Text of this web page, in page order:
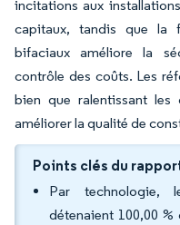
incitations aux
capitaux, tandis que la
bifaciaux améliore la
contrôle des coûts. Les
bien que ralentissant les
améliorer la qualité de
Points clés du
Par technologie,
détenaient 100,00